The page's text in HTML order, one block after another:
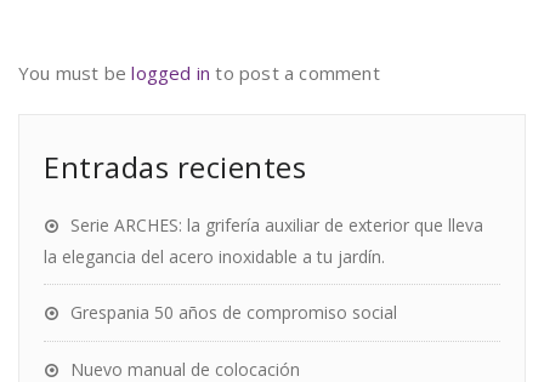
You must belogged in to post a comment
Entradas recientes
Serie ARCHES: la grifería auxiliar de exterior que lleva
la elegancia del acero inoxidable a tu jardín.
Grespania 50 años de compromiso social
Nuevo manual de colocación